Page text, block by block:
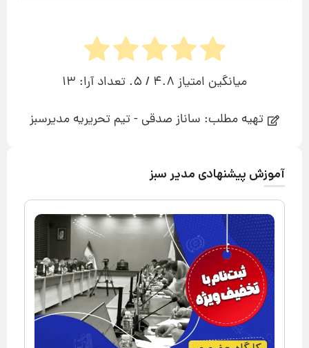
میانگین امتیاز 4.8 / 5. تعداد آرا:
13
تهیه مطلب: ساناز صدقی - تیم تحریریه مدیرسبز
آموزش پیشنهادی مدیر سبز